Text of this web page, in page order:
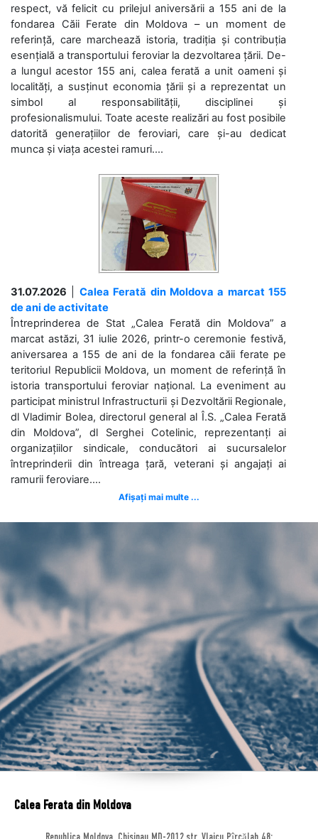
respect, vă felicit cu prilejul aniversării a 155 ani de la
fondarea Căii Ferate din Moldova – un moment de
referință, care marchează istoria, tradiția și contribuția
esențială a transportului feroviar la dezvoltarea țării. De-
a lungul acestor 155 ani, calea ferată a unit oameni și
localități, a susținut economia țării și a reprezentat un
simbol al responsabilității, disciplinei și
profesionalismului. Toate aceste realizări au fost posibile
datorită generațiilor de feroviari, care și-au dedicat
munca și viața acestei ramuri....
31.07.2026
Calea Ferată din Moldova a marcat 155
de ani de activitate
Întreprinderea de Stat „Calea Ferată din Moldova” a
marcat astăzi, 31 iulie 2026, printr-o ceremonie festivă,
aniversarea a 155 de ani de la fondarea căii ferate pe
teritoriul Republicii Moldova, un moment de referință în
istoria transportului feroviar național. La eveniment au
participat ministrul Infrastructurii și Dezvoltării Regionale,
dl Vladimir Bolea, directorul general al Î.S. „Calea Ferată
din Moldova”, dl Serghei Cotelinic, reprezentanți ai
organizațiilor sindicale, conducători ai sucursalelor
întreprinderii din întreaga țară, veterani și angajați ai
ramurii feroviare....
Afișați mai multe ...
Calea Ferata din Moldova